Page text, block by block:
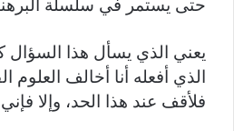
حتى يستمر في سلسلة
يعني الذي يسأل هذا السؤال
الذي أفعله أنا أخالف العلوم
فلأقف عند هذا الحد، وإلا